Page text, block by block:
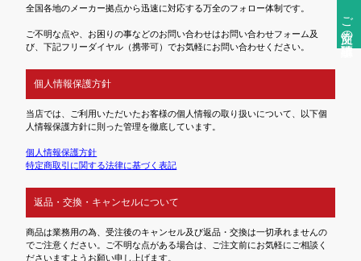
ご注文前の確認事項
全国各地のメーカー拠点から迅速に対応する万全のフォロー体制です。
ご不明な点や、お困りの事などのお問い合わせはお問い合わせフォーム及
び、下記フリーダイヤル（携帯可）でお気軽にお問い合わせください。
個人情報保護方針
当店では、ご利用いただいたお客様の個人情報の取り扱いについて、以下個
人情報保護方針に則った管理を徹底しています。
個人情報保護方針
特定商取引に関する法律に基づく表記
返品・交換・キャンセルについて
商品は業務用の為、受注後のキャンセル及び返品・交換は一切承れませんの
でご注意ください。ご不明な点がある場合は、ご注文前にお気軽にご相談く
ださいますようお願い申し上げます。